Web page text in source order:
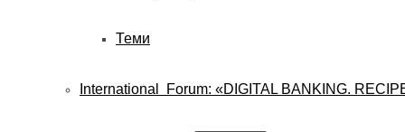
Теми
International Forum: «DIGITAL BANKING.